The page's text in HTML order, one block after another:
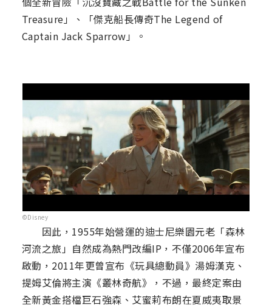
Treasure」、「傑克船長傳奇The Legend of
Captain Jack Sparrow」。
©Disney
因此，1955年始營運的迪士尼樂園元老「森林
河流之旅」自然成為熱門改編IP，不僅2006年宣布
啟動，2011年更曾宣布《玩具總動員》湯姆漢克、
提姆艾倫將主演《叢林奇航》，不過，最終定案由
全新黃金搭檔巨石強森、艾蜜莉布朗在夏威夷取景